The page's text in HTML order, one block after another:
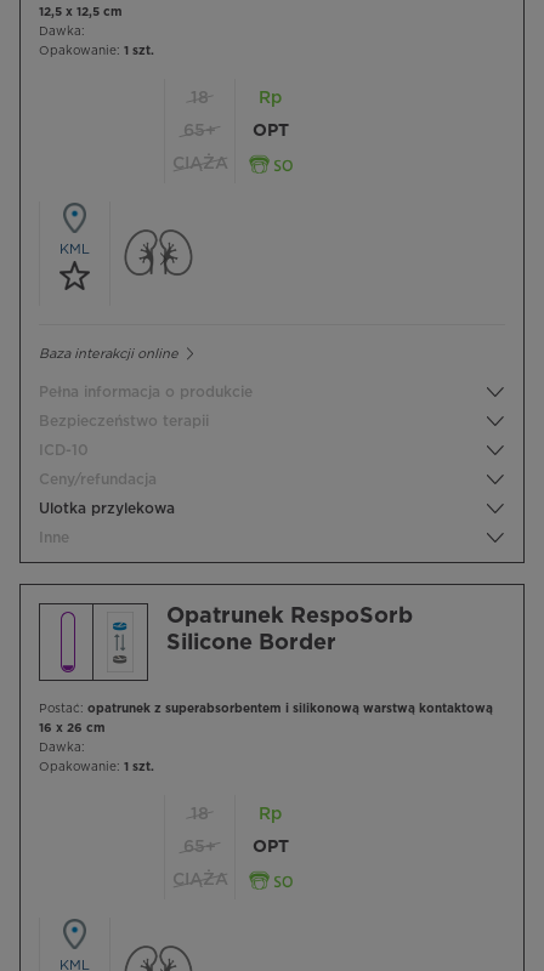
12,5 x 12,5 cm
Dawka:
Opakowanie: 1 szt.
18
65+
CIĄŻA
Rp
OPT
KML
Baza interakcji online
Pełna informacja o produkcie
Bezpieczeństwo terapii
ICD-10
Ceny/refundacja
Ulotka przylekowa
Inne
Opatrunek RespoSorb
Silicone Border
Postać: opatrunek z superabsorbentem i silikonową warstwą kontaktową
16 x 26 cm
Dawka:
Opakowanie: 1 szt.
18
65+
CIĄŻA
Rp
OPT
KML